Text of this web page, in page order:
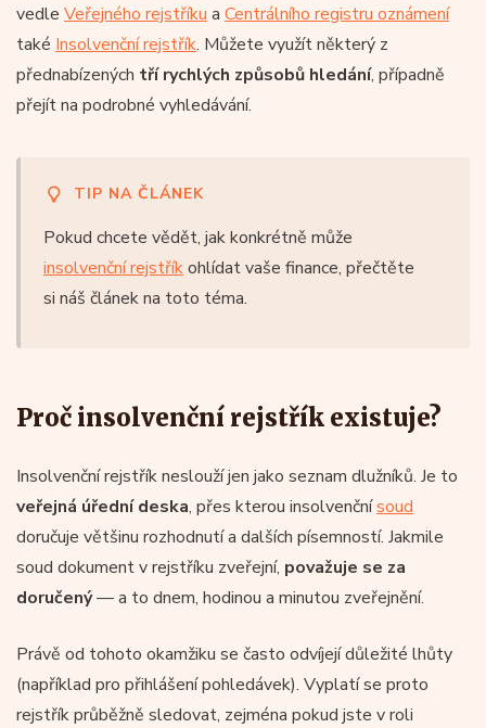
vedle Veřejného rejstříku a Centrálního registru oznámení
také Insolvenční rejstřík. Můžete využít některý z
přednabízených tří rychlých způsobů hledání, případně
přejít na podrobné vyhledávání.
TIP NA ČLÁNEK
Pokud chcete vědět, jak konkrétně může
insolvenční rejstříkohlídat vaše finance, přečtěte
si náš článek na toto téma.
Proč insolvenční rejstřík existuje?
Insolvenční rejstřík neslouží jen jako seznam dlužníků. Je to
veřejná úřední deska, přes kterou insolvenčnísoud
doručuje většinu rozhodnutí a dalších písemností. Jakmile
soud dokument v rejstříku zveřejní, považuje se za
doručený— a to dnem, hodinou a minutou zveřejnění.
Právě od tohoto okamžiku se často odvíjejí důležité lhůty
(například pro přihlášení pohledávek). Vyplatí se proto
rejstřík průběžně sledovat, zejména pokud jste v roli